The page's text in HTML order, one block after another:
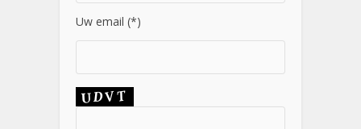
Uw email (*)